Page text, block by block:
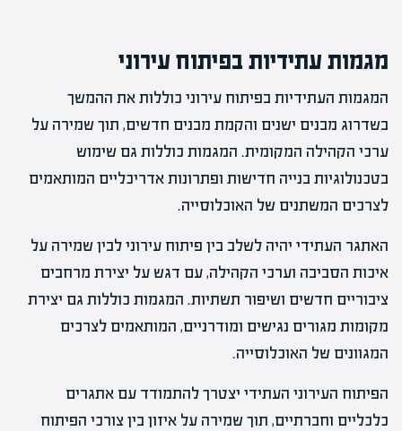
מגמות עתידיות בפיתוח עירוני
המגמות העתידיות בפיתוח עירוני כוללות את ההמשך
בשדרוג מבנים ישנים והקמת מבנים חדשים, תוך שמירה על
ערכי הקהילה המקומית. המגמות כוללות גם שימוש
בטכנולוגיות בנייה חדישות ופתרונות אדריכליים המותאמים
לצרכים המשתנים של האוכלוסייה.
האתגר העתידי יהיה לשלב בין פיתוח עירוני לבין שמירה על
איכות הסביבה וערכי הקהילה, עם דגש על יצירת מרחבים
ציבוריים חדשים ושיפור תשתיות. המגמות כוללות גם יצירת
מקומות מגורים נגישים ומודרניים, המותאמים לצרכים
המגוונים של האוכלוסייה.
הפיתוח העירוני העתידי יצטרך להתמודד עם אתגרים
כלכליים וחברתיים, תוך שמירה על איזון בין צורכי הפיתוח